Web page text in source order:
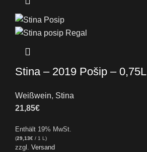
Stina – 2019 Pošip – 0,75L
Weißwein, Stina
21,85€
Enthält 19% MwSt.
(29,13€ / 1 L)
zzgl. Versand